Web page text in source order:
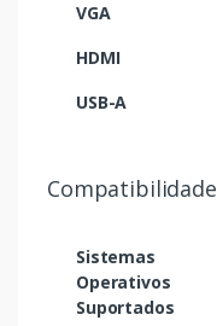
VGA
HDMI
USB-A
Compatibilidade
Sistemas
Operativos
Suportados